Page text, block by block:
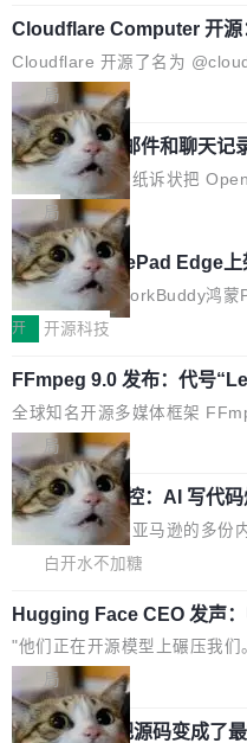
编写的流式 XML 解析器，MIT
ml2 一样，它是世界上使用最
库之一。你的操作系统、浏览
施软件，很可能都在用它。而
的人一直在用业余...
户查找历史记录和切换到已打
href="https://
i> <li>现在，助手可以直接使用 Exa 的网络搜索
结果回答问题，而无需将问题
（<a href="https://
bug.cgi?id=204...
Cloudflare Computer 开源
nt 需要一台电脑，而不是一
Cloudflare 开源了名为
的 npm 包。项目的核心论点
ent 计算。真正适合的，是
工程师在这件事上没什么可谦
orkers 跑了十年 Isolate。用
nce 的话说：「我们一生都在
码，而 AI Agent 不需要容器，
late。」 容器为什么不合适 容
和销毁都太重了。一个 Agent
只需要几毫秒的 CPU 时间，但
就绪要花数秒。如果未来有十...
局
OpenAI 公开邮件和聊天记
诉讼，称“Apple is getting
g”
上个月，苹果一纸诉状把
控其挖角苹果前员工并窃取商
状把 OpenAI 描述成一个系统
人、套取机密信息的对手。
函，也没选择庭外沉默。它在
文，标题只有六个字：Apple
录全贴了出来。 他发错人了
iel Gross 来自 Weil 律所，2
给 OpenAI 总法律顾问 Che
件，附了一封长信，要求
果员工带走机密信...
局
HUAWEI MatePad Edge
ddy鸿蒙PC版，说话就能
搭子
全能AI工作台WorkBuddy鸿蒙
I MatePad Edge应用市场，直
这是目前市面上唯一支持平板
C版的产品，搭载“人机双写”
你的，AI写AI的，同屏协作互
AI帮你干活，现在开启全新体
体验WorkBuddy鸿蒙PC版前，
atePad Edge 升级至
载安装完成升级即可。 没有...
开 开源科技
FFmpeg 9.0 发布：代号
念中国开发者雷霄骅
全球知名开源多媒体框架
布了 9.0 版本。这个版本除了
处理能力和硬件加速支持之外
处：FFmpeg 9.0 的代号是
来自中国开发者雷霄骅（Lei
很多中国音视频开发者而言，
析和开源示例，让一代开发者
Fmpeg，也成为很多人进入音
“启蒙老师”。 而今年，恰好是
年。FFmpeg 社区最终选择用
字，留下了这份纪念。 雷霄骅
局
亚马逊成本失控：AI 写代
万元，超预算 860%
外媒近日曝光了亚马逊的多份
导致公司在多个项目上超支。
（约合人民币 1215 万元）。
程师借助 Anthropic 旗下
编写程序，目标是完成电商平
列表的数据匹配 —— 一项常规
务，最终却产生了 180 万美元
白开水不加糖
Hugging Face CEO 发声
源模型上碾压我们
"他们正在开源模型上碾压我
e CEO Clément Delangue 在
没有拐弯抹角。他说中国正在
且按目前的速度，中国 AI 工具
局
当 AI agent 把源码变成了